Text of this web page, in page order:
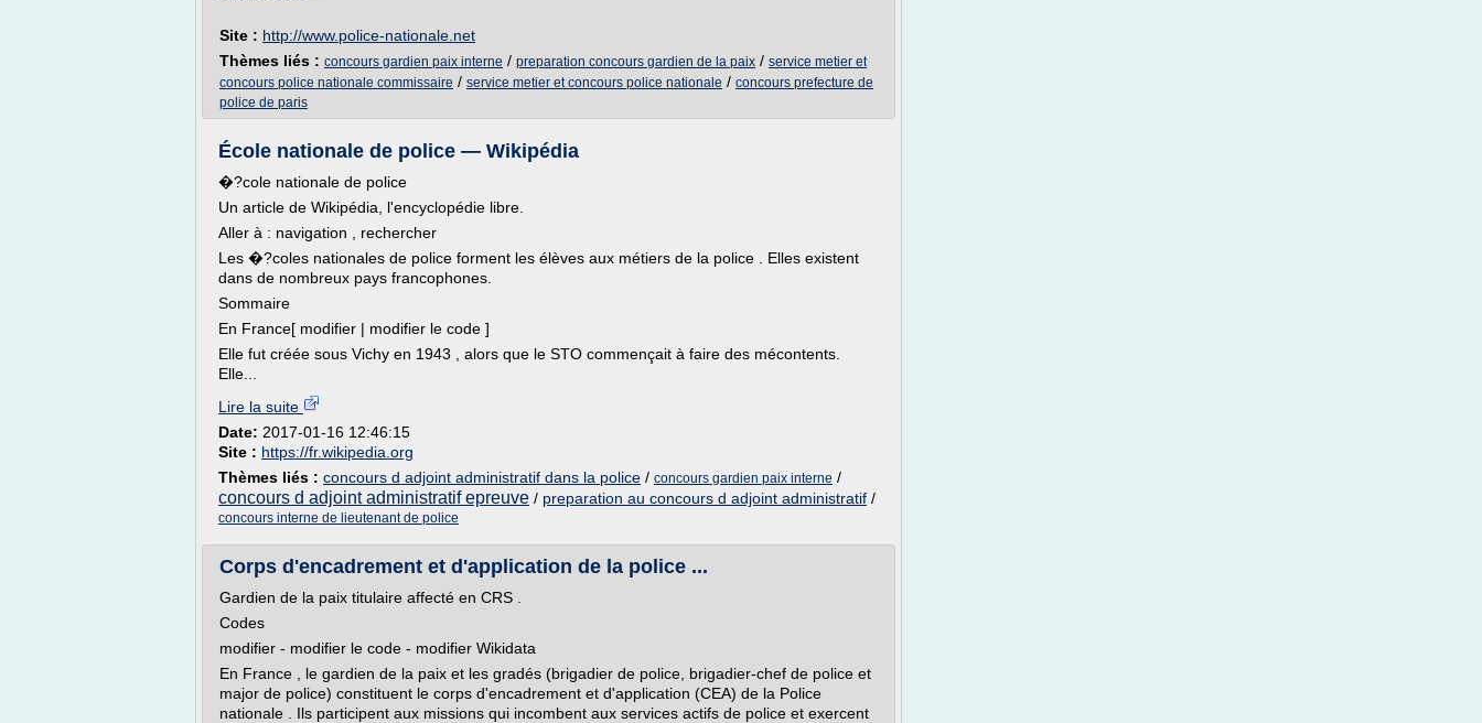
Site : http://www.police-nationale.net
Thèmes liés : concours gardien paix interne / preparation concours gardien de la paix / service metier et
concours police nationale commissaire / service metier et concours police nationale / concours prefecture de
police de paris
École nationale de police — Wikipédia
�?cole nationale de police
Un article de Wikipédia, l'encyclopédie libre.
Aller à : navigation , rechercher
Les �?coles nationales de police forment les élèves aux métiers de la police . Elles existent
dans de nombreux pays francophones.
Sommaire
En France[ modifier | modifier le code ]
Elle fut créée sous Vichy en 1943 , alors que le STO commençait à faire des mécontents.
Elle...
Lire la suite
Date: 2017-01-16 12:46:15
Site : https://fr.wikipedia.org
Thèmes liés : concours d adjoint administratif dans la police / concours gardien paix interne /
concours d adjoint administratif epreuve / preparation au concours d adjoint administratif /
concours interne de lieutenant de police
Corps d'encadrement et d'application de la police ...
Gardien de la paix titulaire affecté en CRS .
Codes
modifier - modifier le code - modifier Wikidata
En France , le gardien de la paix et les gradés (brigadier de police, brigadier-chef de police et
major de police) constituent le corps d'encadrement et d'application (CEA) de la Police
nationale . Ils participent aux missions qui incombent aux services actifs de police et exercent